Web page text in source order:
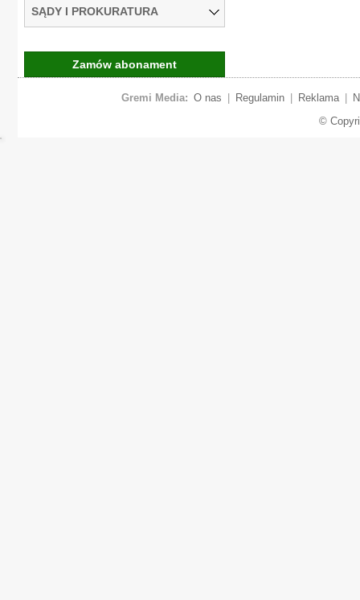
SĄDY I PROKURATURA
Zamów abonament
Gremi Media: O nas Regulamin Reklama
©